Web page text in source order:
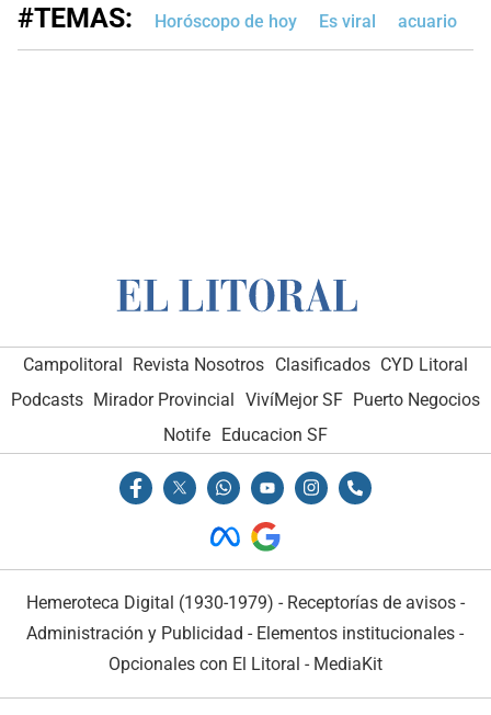
#TEMAS: Horóscopo de hoy Es viral acuario
Campolitoral Revista Nosotros Clasificados CYD Litoral
Podcasts Mirador Provincial VivíMejor SF Puerto Negocios
Notife Educacion SF
Hemeroteca Digital (1930-1979) - Receptorías de avisos -
Administración y Publicidad - Elementos institucionales -
Opcionales con El Litoral - MediaKit